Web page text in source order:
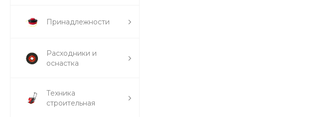
Принадлежности
Расходники и
оснастка
Техника
строительная